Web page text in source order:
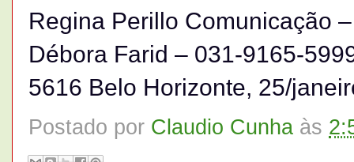
Regina Perillo Comunicação
Débora Farid – 031-9165-
5616 Belo Horizonte, 25/
Postado por Claudio Cunha às